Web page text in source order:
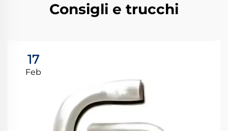
Consigli e trucchi
17
Feb